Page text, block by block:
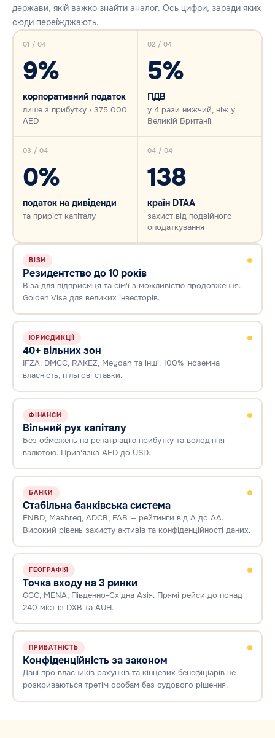
держави, якій важко знайти аналог. Ось цифри, заради яких
сюди переїжджають.
01 / 04
9%
корпоративний податок
лише з прибутку › 375 000
AED
02 / 04
5%
ПДВ
у 4 рази нижчий, ніж у
Великій Британії
03 / 04
0%
податок на дивіденди
та приріст капіталу
04 / 04
138
країн DTAA
захист від подвійного
оподаткування
ВІЗИ
Резидентство до 10 років
Віза для підприємця та сім'ї з можливістю продовження.
Golden Visa для великих інвесторів.
ЮРИСДИКЦІЇ
40+ вільних зон
IFZA, DMCC, RAKEZ, Meydan та інші. 100% іноземна
власність, пільгові ставки.
ФІНАНСИ
Вільний рух капіталу
Без обмежень на репатріацію прибутку та володіння
валютою. Прив'язка AED до USD.
БАНКИ
Стабільна банківська система
ENBD, Mashreq, ADCB, FAB — рейтинги від А до АА.
Високий рівень захисту активів та конфіденційності даних.
ГЕОГРАФІЯ
Точка входу на 3 ринки
GCC, MENA, Південно-Східна Азія. Прямі рейси до понад
240 міст із DXB та AUH.
ПРИВАТНІСТЬ
Конфіденційність за законом
Дані про власників рахунків та кінцевих бенефіціарів не
розкриваються третім особам без судового рішення.